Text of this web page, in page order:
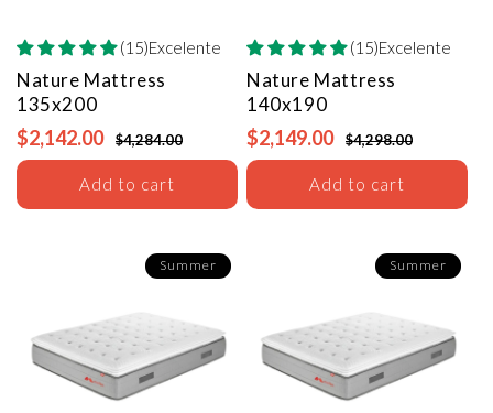
(15)Excelente
Nature Mattress
135x200
$2,142.00 $4,284.00
Add to cart
(15)Excelente
Nature Mattress
140x190
$2,149.00 $4,298.00
Add to cart
Summer Summer